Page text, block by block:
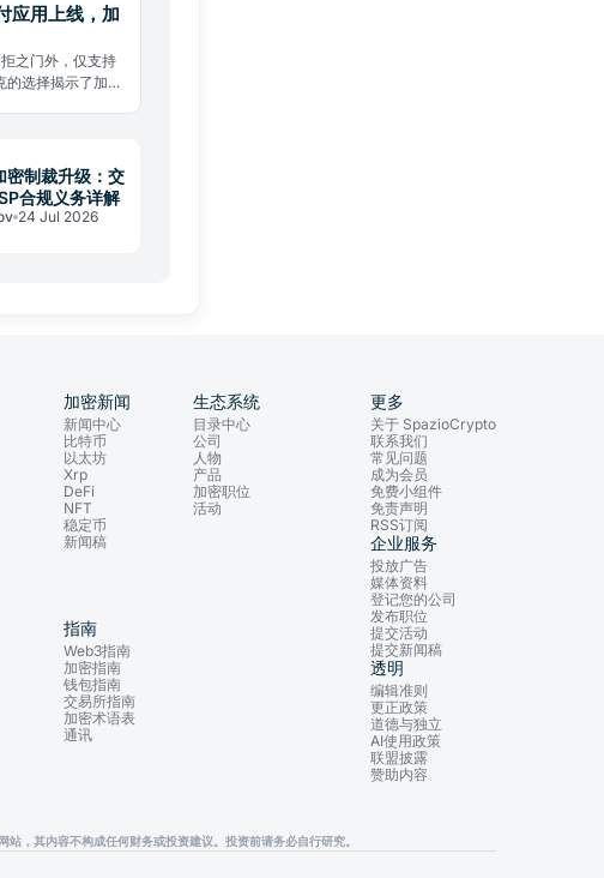
应用上线，加
之门外，仅支持
选择揭示了加密
密制裁升级：交
合规义务详解
24 Jul 2026
加密新闻
新闻中心
比特币
以太坊
Xrp
DeFi
NFT
稳定币
新闻稿
生态系统
目录中心
公司
人物
产品
加密职位
活动
指南
Web3指南
加密指南
钱包指南
交易所指南
加密术语表
通讯
更多
关于 SpazioCrypto
联系我们
常见问题
成为会员
免费小组件
免责声明
RSS订阅
企业服务
投放广告
媒体资料
登记您的公司
发布职位
提交活动
提交新闻稿
透明
编辑准则
更正政策
道德与独立
AI使用政策
联盟披露
赞助内容
，其内容不构成任何财务或投资建议。投资前请务必自行研究。